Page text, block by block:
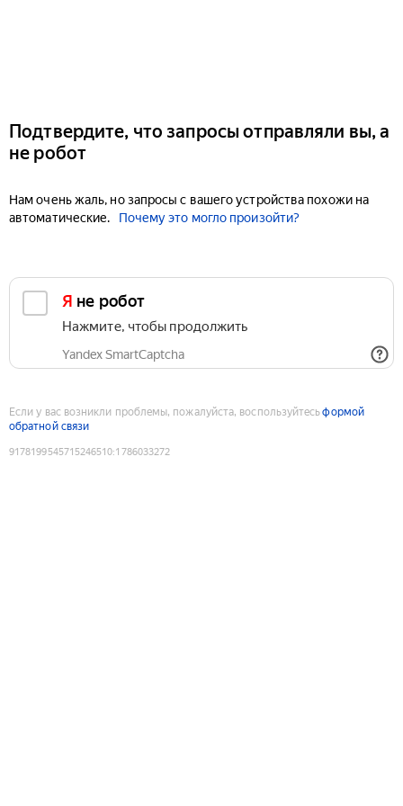
Подтвердите, что запросы отправляли вы, а
не робот
Нам очень жаль, но запросы с вашего устройства похожи на
автоматические.
Почему это могло произойти?
Я не робот
Нажмите, чтобы продолжить
Yandex SmartCaptcha
Если у вас возникли проблемы, пожалуйста, воспользуйтесьформой
обратной связи
9178199545715246510:1786033272